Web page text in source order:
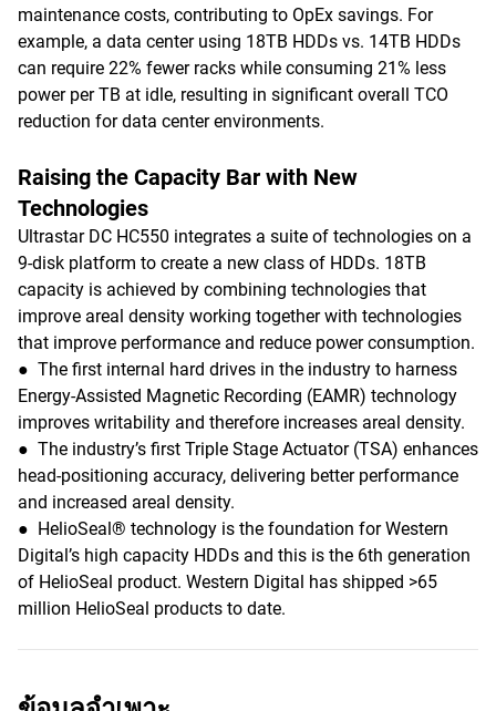
maintenance costs, contributing to OpEx savings. For
example, a data center using 18TB HDDs vs. 14TB HDDs
can require 22% fewer racks while consuming 21% less
power per TB at idle, resulting in significant overall TCO
reduction for data center environments.
Raising the Capacity Bar with New
Technologies
Ultrastar DC HC550 integrates a suite of technologies on a
9-disk platform to create a new class of HDDs. 18TB
capacity is achieved by combining technologies that
improve areal density working together with technologies
that improve performance and reduce power consumption.
● The first internal hard drives in the industry to harness
Energy-Assisted Magnetic Recording (EAMR) technology
improves writability and therefore increases areal density.
● The industry’s first Triple Stage Actuator (TSA) enhances
head-positioning accuracy, delivering better performance
and increased areal density.
● HelioSeal® technology is the foundation for Western
Digital’s high capacity HDDs and this is the 6th generation
of HelioSeal product. Western Digital has shipped >65
million HelioSeal products to date.